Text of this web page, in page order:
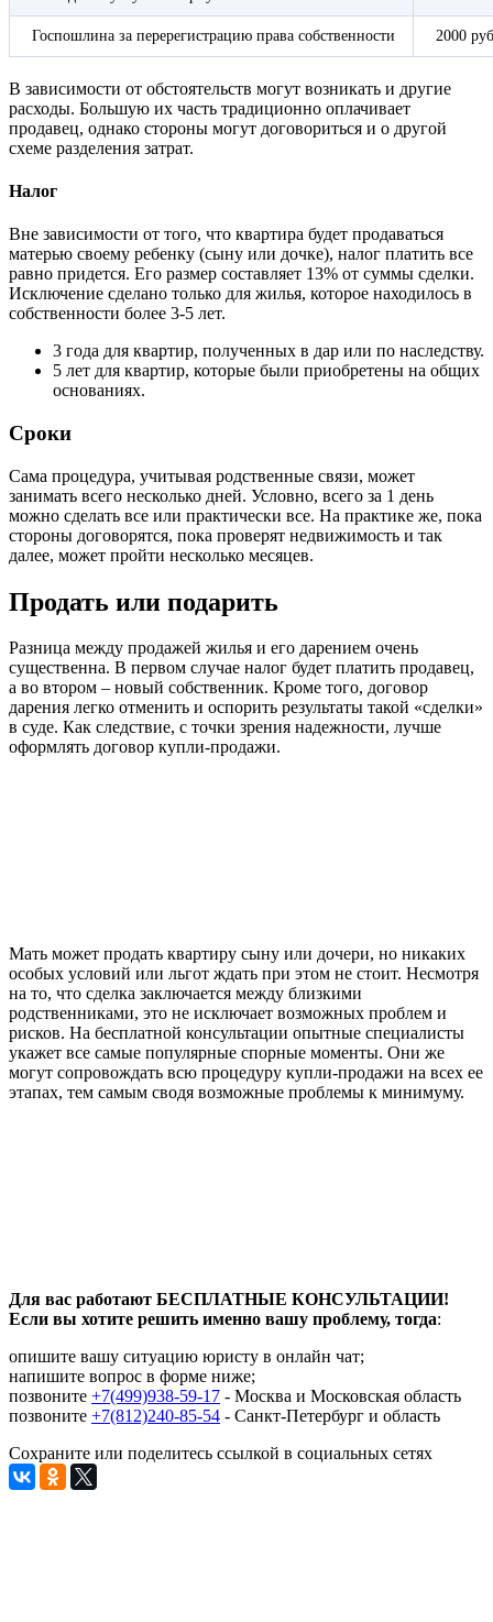
Госпошлина за перерегистрацию права собственности 2000
В зависимости от обстоятельств могут возникать и другие
расходы. Большую их часть традиционно оплачивает
продавец, однако стороны могут договориться и о другой
схеме разделения затрат.
Налог
Вне зависимости от того, что квартира будет продаваться
матерью своему ребенку (сыну или дочке), налог платить все
равно придется. Его размер составляет 13% от суммы сделки.
Исключение сделано только для жилья, которое находилось в
собственности более 3-5 лет.
3 года для квартир, полученных в дар или по наследству.
5 лет для квартир, которые были приобретены на общих
основаниях.
Сроки
Сама процедура, учитывая родственные связи, может
занимать всего несколько дней. Условно, всего за 1 день
можно сделать все или практически все. На практике же, пока
стороны договорятся, пока проверят недвижимость и так
далее, может пройти несколько месяцев.
Продать или подарить
Разница между продажей жилья и его дарением очень
существенна. В первом случае налог будет платить продавец,
а во втором – новый собственник. Кроме того, договор
дарения легко отменить и оспорить результаты такой «сделки»
в суде. Как следствие, с точки зрения надежности, лучше
оформлять договор купли-продажи.
Мать может продать квартиру сыну или дочери, но никаких
особых условий или льгот ждать при этом не стоит. Несмотря
на то, что сделка заключается между близкими
родственниками, это не исключает возможных проблем и
рисков. На бесплатной консультации опытные специалисты
укажет все самые популярные спорные моменты. Они же
могут сопровождать всю процедуру купли-продажи на всех ее
этапах, тем самым сводя возможные проблемы к минимуму.
Для вас работают БЕСПЛАТНЫЕ КОНСУЛЬТАЦИИ!
Если вы хотите решить именно вашу проблему, тогда:
опишите вашу ситуацию юристу в онлайн чат;
напишите вопрос в форме ниже;
позвоните +7(499)938-59-17 - Москва и Московская область
позвоните +7(812)240-85-54 - Санкт-Петербург и область
Сохраните или поделитесь ссылкой в социальных сетях